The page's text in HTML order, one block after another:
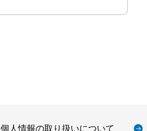
個人情報の取り扱いについて